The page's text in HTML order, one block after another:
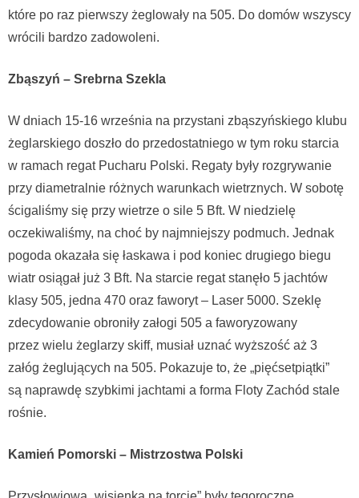
które po raz pierwszy żeglowały na 505. Do domów wszyscy
wrócili bardzo zadowoleni.
Zbąszyń – Srebrna Szekla
W dniach 15-16 września na przystani zbąszyńskiego klubu
żeglarskiego doszło do przedostatniego w tym roku starcia
w ramach regat Pucharu Polski. Regaty były rozgrywanie
przy diametralnie różnych warunkach wietrznych. W sobotę
ścigaliśmy się przy wietrze o sile 5 Bft. W niedzielę
oczekiwaliśmy, na choć by najmniejszy podmuch. Jednak
pogoda okazała się łaskawa i pod koniec drugiego biegu
wiatr osiągał już 3 Bft. Na starcie regat stanęło 5 jachtów
klasy 505, jedna 470 oraz faworyt – Laser 5000. Szeklę
zdecydowanie obroniły załogi 505 a faworyzowany
przez wielu żeglarzy skiff, musiał uznać wyższość aż 3
załóg żeglujących na 505. Pokazuje to, że „pięćsetpiątki”
są naprawdę szybkimi jachtami a forma Floty Zachód stale
rośnie.
Kamień Pomorski – Mistrzostwa Polski